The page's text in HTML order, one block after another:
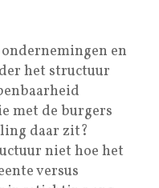
en
het structuur
met de burgers
daar zit?
niet hoe het
versus